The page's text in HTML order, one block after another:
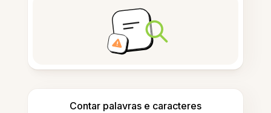
Contar palavras e caracteres